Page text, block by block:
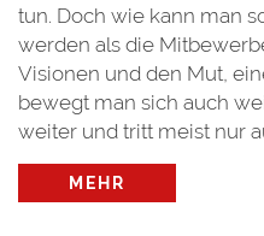
tun. Doch wie kann man
werden als die
Visionen und den Mut,
bewegt man sich auch
weiter und tritt meist nur
MEHR